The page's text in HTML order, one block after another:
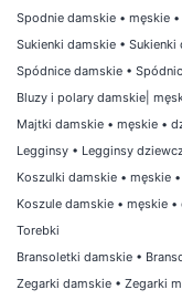
Spodnie damskie • męskie •
Sukienki damskie • Sukienki
Spódnice damskie •
Bluzy i polary damskie
Majtki damskie • męskie •
Legginsy • Legginsy
Koszulki damskie • męskie •
Koszule damskie • męskie •
Torebki
Bransoletki damskie •
Zegarki damskie • Zegarki